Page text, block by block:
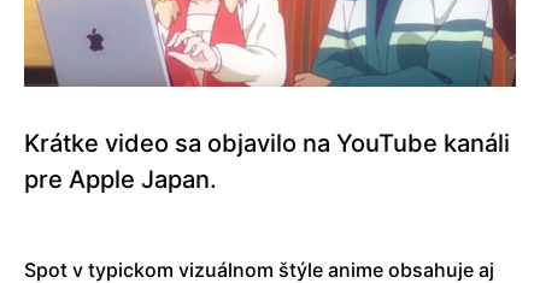
Krátke video sa objavilo na YouTube kanáli
pre Apple Japan.
Spot v typickom vizuálnom štýle anime obsahuje aj